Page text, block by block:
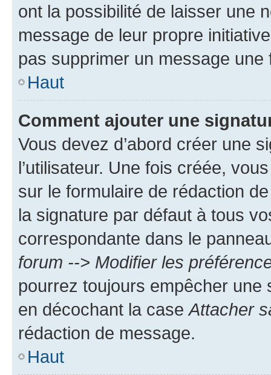
ont la possibilité de laisser une
message de leur propre
pas supprimer un message une
Haut
Comment ajouter une
Vous devez d’abord créer une
l’utilisateur. Une fois créée,
sur le formulaire de rédaction
la signature par défaut à tous
correspondante dans le
forum --> Modifier les
pourrez toujours empêcher une
en décochant la case Attacher
rédaction de message.
Haut